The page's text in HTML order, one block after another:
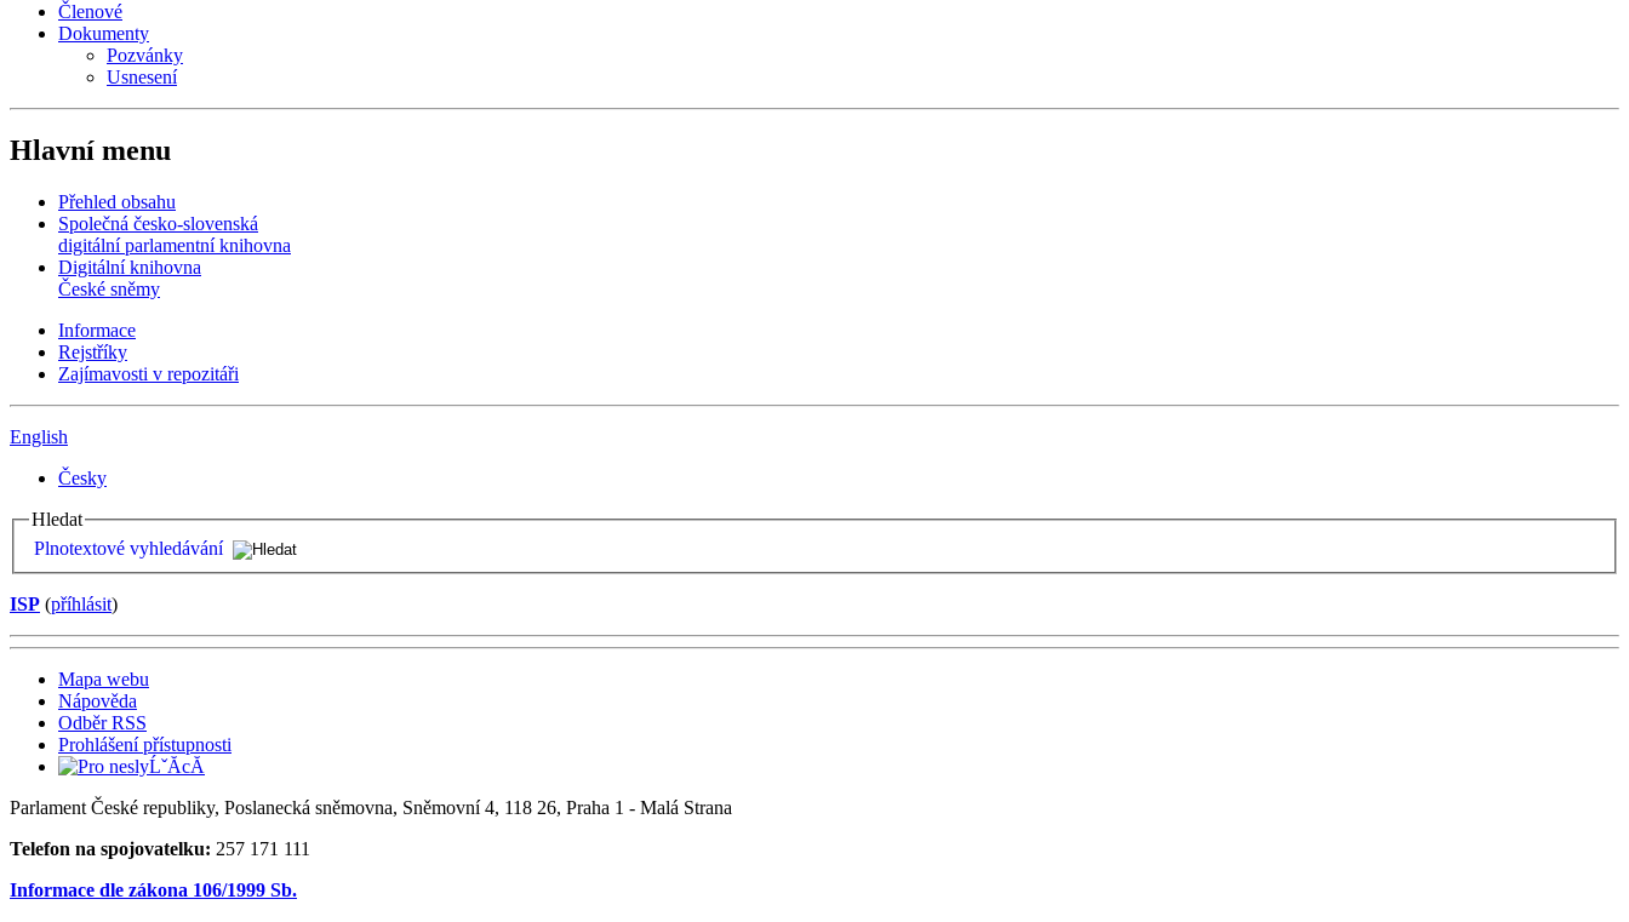
Členové
Dokumenty
Pozvánky
Usnesení
Hlavní menu
Přehled obsahu
Společná česko-slovenská
digitální parlamentní knihovna
Digitální knihovna
České sněmy
Informace
Rejstříky
Zajímavosti v repozitáři
English
Česky
Hledat
Plnotextové vyhledávání
ISP (příhlásit)
Mapa webu
Nápověda
Odběr RSS
Prohlášení přístupnosti
Parlament České republiky, Poslanecká sněmovna, Sněmovní 4, 118 26, Praha 1 - Malá Strana
Telefon na spojovatelku: 257 171 111
Informace dle zákona 106/1999 Sb.